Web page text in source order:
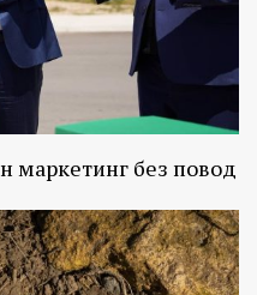
маркетинг без повод